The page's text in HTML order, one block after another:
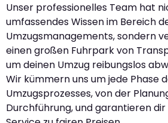
Unser professionelles Team hat
umfassendes Wissen im Bereich
Umzugsmanagements, sondern
einen großen Fuhrpark von
um deinen Umzug reibungslos
Wir kümmern uns um jede Phase
Umzugsprozesses, von der
Durchführung, und garantieren